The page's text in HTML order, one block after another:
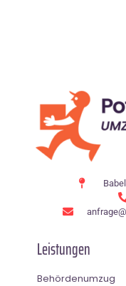
Leistungen
Behördenumzug